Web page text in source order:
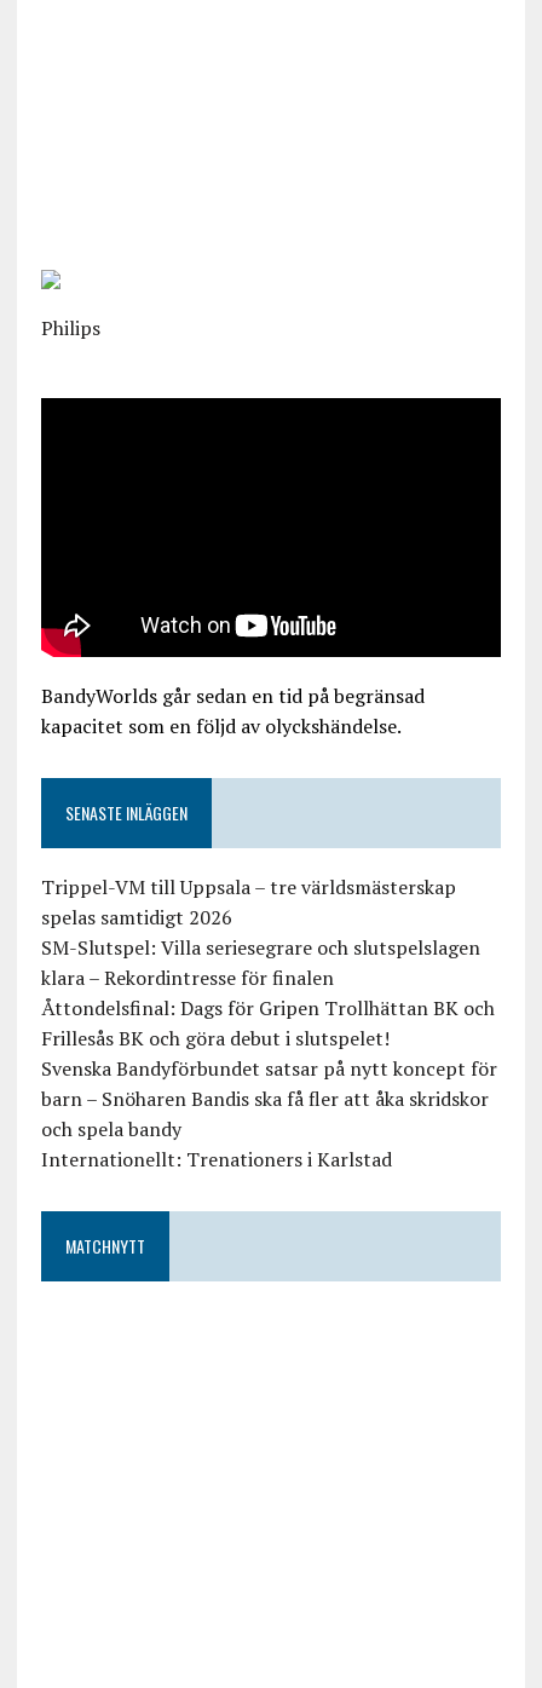
Philips
BandyWorlds går sedan en tid på begränsad
kapacitet som en följd av olyckshändelse.
SENASTE INLÄGGEN
Trippel-VM till Uppsala – tre världsmästerskap
spelas samtidigt 2026
SM-Slutspel: Villa seriesegrare och slutspelslagen
klara – Rekordintresse för finalen
Åttondelsfinal: Dags för Gripen Trollhättan BK och
Frillesås BK och göra debut i slutspelet!
Svenska Bandyförbundet satsar på nytt koncept för
barn – Snöharen Bandis ska få fler att åka skridskor
och spela bandy
Internationellt: Trenationers i Karlstad
MATCHNYTT